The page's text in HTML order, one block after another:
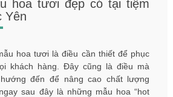
hoa tươi đẹp có tại tiệm
Yên
hoa tươi là điều cần thiết để phục
khách hàng. Đây cũng là điều mà
đến để nâng cao chất lượng
sau đây là những mẫu hoa “hot